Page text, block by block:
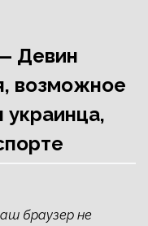
Девин
возможное
браузер не